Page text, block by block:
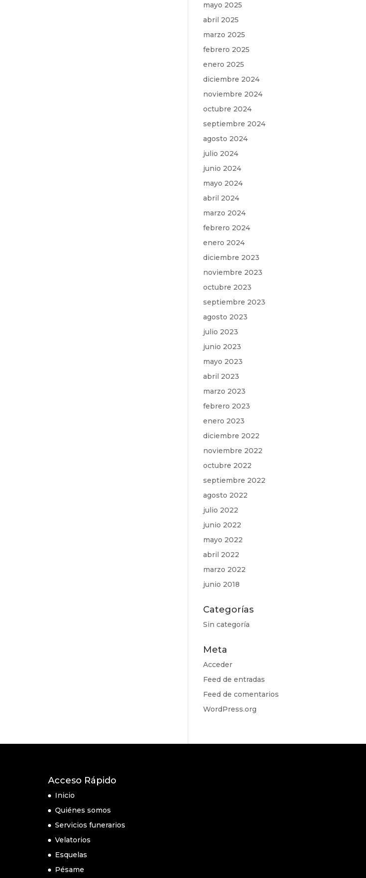
mayo 2025
abril 2025
marzo 2025
febrero 2025
enero 2025
diciembre 2024
noviembre 2024
octubre 2024
septiembre 2024
agosto 2024
julio 2024
junio 2024
mayo 2024
abril 2024
marzo 2024
febrero 2024
enero 2024
diciembre 2023
noviembre 2023
octubre 2023
septiembre 2023
agosto 2023
julio 2023
junio 2023
mayo 2023
abril 2023
marzo 2023
febrero 2023
enero 2023
diciembre 2022
noviembre 2022
octubre 2022
septiembre 2022
agosto 2022
julio 2022
junio 2022
mayo 2022
abril 2022
marzo 2022
junio 2018
Categorías
Sin categoría
Meta
Acceder
Feed de entradas
Feed de comentarios
WordPress.org
Acceso Rápido
Inicio
Quiénes somos
Servicios funerarios
Velatorios
Esquelas
Pésame